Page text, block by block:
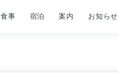
食事 宿泊 案内 お知らせ